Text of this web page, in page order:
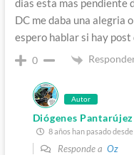
dias esta mas pendiente
DC me daba una alegria
espero hablar si hay post
0
Autor
Diógenes Pantarújez
8 años han pasado
Responde a Oz